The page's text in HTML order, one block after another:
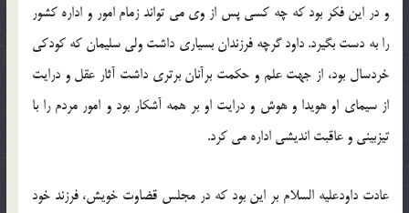
و در این فكر بود كه چه كسی پس از وی می تواند زمام امور و اداره كشور
را به دست بگیرد. داود گرچه فرزندان بسیاری داشت ولی سلیمان كه كودكی
خردسال بود، از جهت علم و حكمت برآنان برتری داشت آثار عقل و درایت
از سیمای او هویدا و هوش و درایت او بر همه آشكار بود و امور مردم را با
تیزبینی و عاقبت اندیشی اداره می كرد.
عادت داودعلیه السلام بر این بود كه در مجلس قضاوت خویش، فرزند خود